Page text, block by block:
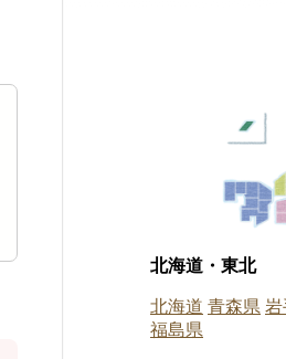
北海道・東北
北海道 青森県 岩
福島県